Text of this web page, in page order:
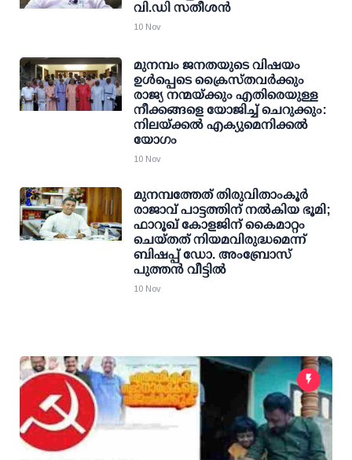
വി.ഡി സതീശന്‍
10 Nov
മുനമ്പം ജനതയുടെ വിഷയം
ഉൾപ്പെടെ ക്രൈസ്തവർക്കും
രാജ്യ നന്മയ്ക്കും എതിരെയുള്ള
നീക്കങ്ങളെ യോജിച്ച് ചെറുക്കും:
നിലയ്ക്കൽ എക്യുമെനിക്കൽ
യോഗം
10 Nov
മുനമ്പത്തേത് തിരുവിതാംകൂര്‍
രാജാവ് പാട്ടത്തിന് നല്‍കിയ ഭൂമി;
ഫാറൂഖ് കോളജിന് കൈമാറ്റം
ചെയ്തത് നിയമവിരുദ്ധമെന്ന്
ബിഷപ്പ് ഡോ. അംബ്രോസ്
പുത്തന്‍ വീട്ടില്‍
10 Nov